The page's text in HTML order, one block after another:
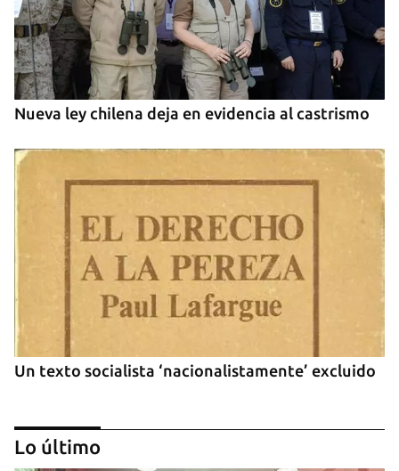
Nueva ley chilena deja en evidencia al castrismo
Un texto socialista ‘nacionalistamente’ excluido
Lo último